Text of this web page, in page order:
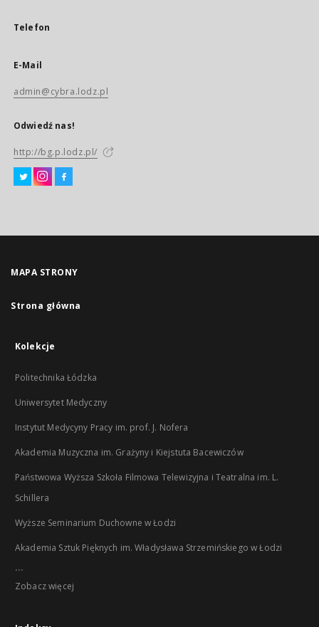
Telefon
E-Mail
admin@cybra.lodz.pl
Odwiedź nas!
http://bg.p.lodz.pl/
MAPA STRONY
Strona główna
Kolekcje
Politechnika Łódzka
Uniwersytet Medyczny
Instytut Medycyny Pracy im. prof. J. Nofera
Akademia Muzyczna im. Grażyny i Kiejstuta Bacewiczów
Państwowa Wyższa Szkoła Filmowa Telewizyjna i Teatralna im. L.
Schillera
Wyższe Seminarium Duchowne w Łodzi
Akademia Sztuk Pięknych im. Władysława Strzemińskiego w Łodzi
...
Zobacz więcej